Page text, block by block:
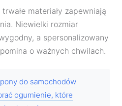
materiały zapewniają
Niewielki rozmiar
a spersonalizowany
o ważnych chwilach.
do samochodów
ogumienie, które